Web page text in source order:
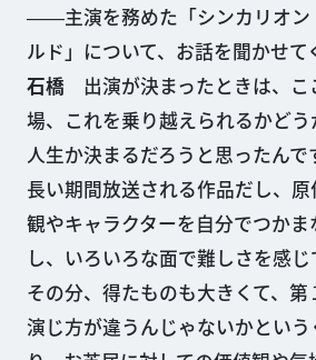
――主演を務めた「シンカリオン
ルド」について、お話を聞かせて
石橋出演が決まったときは、こ
場、これを乗り越えられるかど
人生か決まるだろうと思ったんで
長い期間放送される作品だし、
観やキャラクターを自分でつか
し、いろいろな面で難しさを感
その分、得たものも大きくて、
演じ方が違うんじゃないかとい